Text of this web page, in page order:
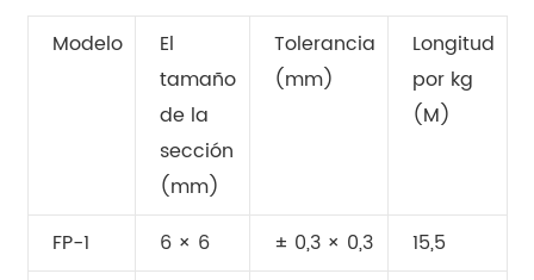
Modelo
El
tamaño
de la
sección
(mm)
Tolerancia
(mm)
Longitud
por kg
(M)
FP-1 6 × 6 ± 0,3 × 0,3
15,5